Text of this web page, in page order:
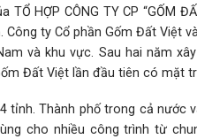
HỢP CÔNG TY CP “GỐM
ty Cổ phần Gốm Đất Việt
và khu vực. Sau hai năm
Đất Việt lần đầu tiên có mặt
tỉnh. Thành phố trong cả nước
cho nhiều công trình từ